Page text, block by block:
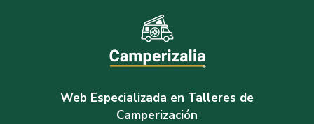
Web Especializada en Talleres de
Camperización